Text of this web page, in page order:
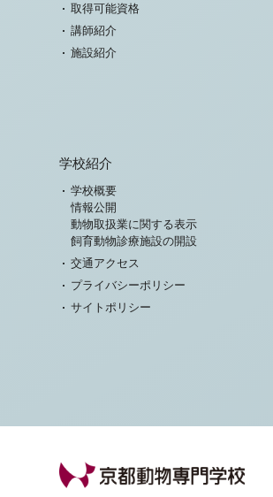
取得可能資格
講師紹介
施設紹介
学校紹介
学校概要
情報公開
動物取扱業に関する表示
飼育動物診療施設の開設
交通アクセス
プライバシーポリシー
サイトポリシー